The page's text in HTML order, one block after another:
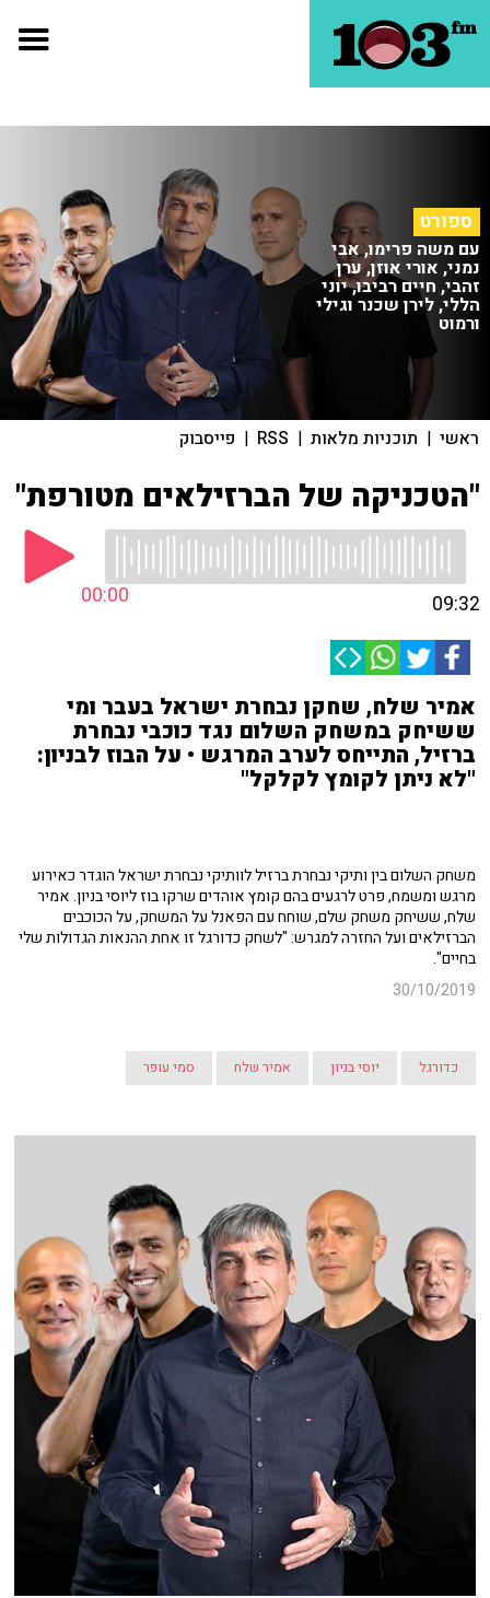
ספורט
עם משה פרימו, אבי
נמני, אורי אוזן, ערן
זהבי, חיים רביבו, יוני
הללי, לירן שכנר וגילי
ורמוט
ראשי | תוכניות מלאות |
RSS
| פייסבוק
"הטכניקה של הברזילאים מטורפת"
00:00 09:32
אמיר שלח, שחקן נבחרת ישראל בעבר ומי
ששיחק במשחק השלום נגד כוכבי נבחרת
ברזיל, התייחס לערב המרגש • על הבוז לבניון:
"לא ניתן לקומץ לקלקל"
משחק השלום בין ותיקי נבחרת ברזיל לוותיקי נבחרת ישראל הוגדר כאירוע
מרגש ומשמח, פרט לרגעים בהם קומץ אוהדים שרקו בוז ליוסי בניון. אמיר
שלח, ששיחק משחק שלם, שוחח עם הפאנל על המשחק, על הכוכבים
הברזילאים ועל החזרה למגרש: "לשחק כדורגל זו אחת ההנאות הגדולות שלי
בחיים".
30/10/2019
כדורגל יוסי בניון אמיר שלח סמי עופר